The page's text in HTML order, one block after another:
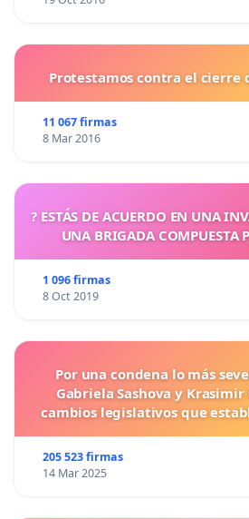
Protestamos contra el cierre
11 067 firmas
8 Mar 2016
? ESTÁS DE ACUERDO EN UNA
UNA BRIGADA COMPUESTA
1 096 firmas
8 Oct 2019
Por una condena lo más
Gabriela Sashova y
cambios legislativos que
205 523 firmas
14 Mar 2025